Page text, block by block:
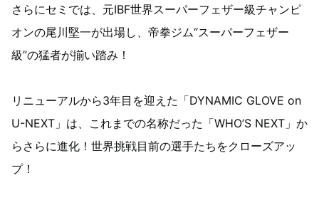
さらにセミでは、元IBF世界スーパーフェザー級チャンピ
オンの尾川堅一が出場し、帝拳ジム“スーパーフェザー
級”の猛者が揃い踏み！
リニューアルから3年目を迎えた「DYNAMIC GLOVE on
U-NEXT」は、これまでの名称だった「WHO’S NEXT」か
らさらに進化！世界挑戦目前の選手たちをクローズアッ
プ！